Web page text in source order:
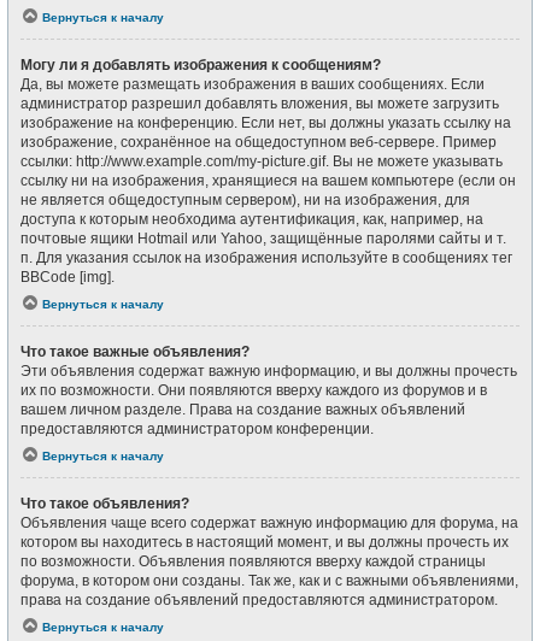
Вернуться к началу
Могу ли я добавлять изображения к сообщениям?
Да, вы можете размещать изображения в ваших сообщениях. Если
администратор разрешил добавлять вложения, вы можете загрузить
изображение на конференцию. Если нет, вы должны указать ссылку на
изображение, сохранённое на общедоступном веб-сервере. Пример
ссылки: http://www.example.com/my-picture.gif. Вы не можете указывать
ссылку ни на изображения, хранящиеся на вашем компьютере (если он
не является общедоступным сервером), ни на изображения, для
доступа к которым необходима аутентификация, как, например, на
почтовые ящики Hotmail или Yahoo, защищённые паролями сайты и т.
п. Для указания ссылок на изображения используйте в сообщениях тег
BBCode [img].
Вернуться к началу
Что такое важные объявления?
Эти объявления содержат важную информацию, и вы должны прочесть
их по возможности. Они появляются вверху каждого из форумов и в
вашем личном разделе. Права на создание важных объявлений
предоставляются администратором конференции.
Вернуться к началу
Что такое объявления?
Объявления чаще всего содержат важную информацию для форума, на
котором вы находитесь в настоящий момент, и вы должны прочесть их
по возможности. Объявления появляются вверху каждой страницы
форума, в котором они созданы. Так же, как и с важными объявлениями,
права на создание объявлений предоставляются администратором.
Вернуться к началу